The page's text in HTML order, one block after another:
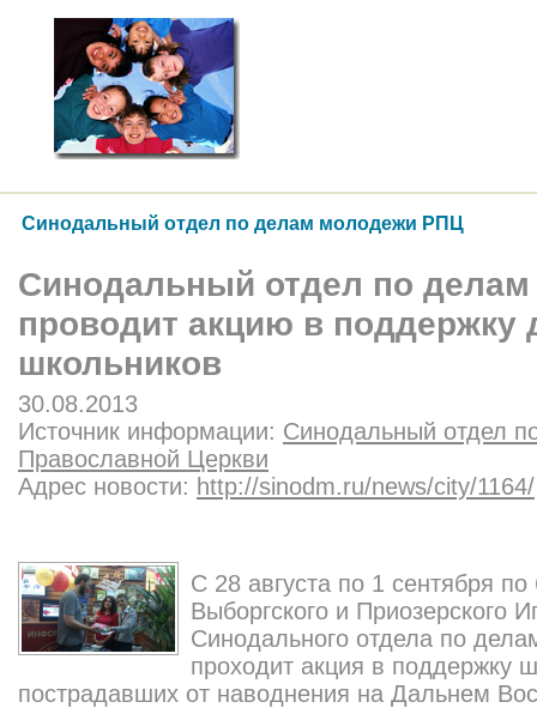
Синодальный отдел по делам молодежи РПЦ
Синодальный отдел по
проводит акцию в поддержку
школьников
30.08.2013
Источник информации: Синодальный отдел
Православной Церкви
Адрес новости: http://sinodm.ru/news/city/1164/
С 28 августа по 1 сентября
Выборгского и Приозерского
Синодального отдела по
проходит акция в поддержку
пострадавших от наводнения на Дальнем